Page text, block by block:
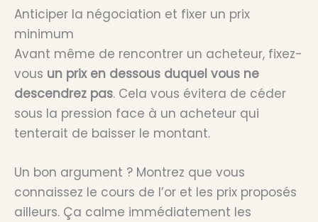
Anticiper la négociation et fixer un prix
minimum
Avant même de rencontrer un acheteur, fixez-
vous un prix en dessous duquel vous ne
descendrez pas. Cela vous évitera de céder
sous la pression face à un acheteur qui
tenterait de baisser le montant.
Un bon argument ? Montrez que vous
connaissez le cours de l’or et les prix proposés
ailleurs. Ça calme immédiatement les